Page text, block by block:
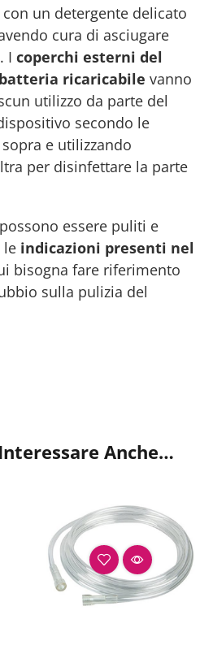
un detergente delicato
cura di asciugare
I coperchi esterni del
ricaricabile vanno
utilizzo da parte del
secondo le
e utilizzando
per disinfettare la parte
essere puliti e
le indicazioni presenti nel
bisogna fare riferimento
sulla pulizia del
Anche…